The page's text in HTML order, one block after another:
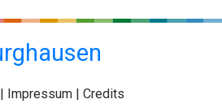
| Impressum |Credits